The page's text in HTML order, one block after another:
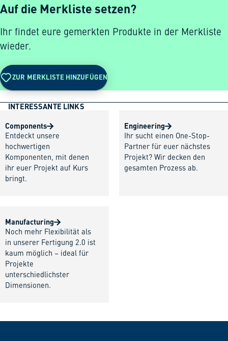
Auf die Merkliste setzen?
Ihr findet eure gemerkten Produkte in der Merkliste
wieder.
ZUR MERKLISTE HINZUFÜGEN
INTERESSANTE LINKS
Components
Entdeckt unsere
hochwertigen
Komponenten, mit denen
ihr euer Projekt auf Kurs
bringt.
Engineering
Ihr sucht einen One-Stop-
Partner für euer nächstes
Projekt? Wir decken den
gesamten Prozess ab.
Manufacturing
Noch mehr Flexibilität als
in unserer Fertigung 2.0 ist
kaum möglich – ideal für
Projekte
unterschiedlichster
Dimensionen.